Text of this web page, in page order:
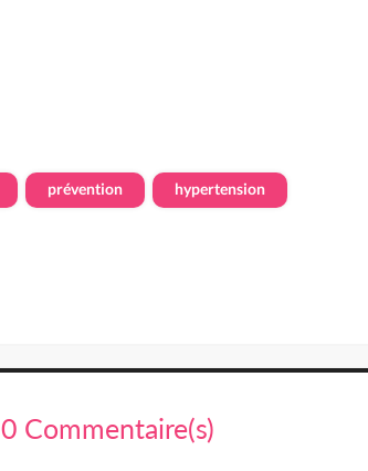
prévention hypertension
0 Commentaire(s)